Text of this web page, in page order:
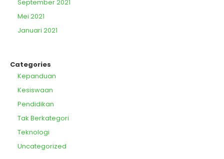
September 2021
Mei 2021
Januari 2021
Categories
Kepanduan
Kesiswaan
Pendidikan
Tak Berkategori
Teknologi
Uncategorized